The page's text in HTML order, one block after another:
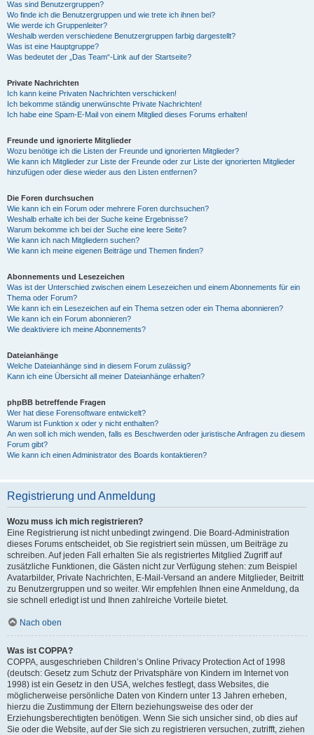
Was sind Benutzergruppen?
Wo finde ich die Benutzergruppen und wie trete ich ihnen bei?
Wie werde ich Gruppenleiter?
Weshalb werden verschiedene Benutzergruppen farbig dargestellt?
Was ist eine Hauptgruppe?
Was bedeutet der „Das Team“-Link auf der Startseite?
Private Nachrichten
Ich kann keine Privaten Nachrichten verschicken!
Ich bekomme ständig unerwünschte Private Nachrichten!
Ich habe eine Spam-E-Mail von einem Mitglied dieses Forums erhalten!
Freunde und ignorierte Mitglieder
Wozu benötige ich die Listen der Freunde und ignorierten Mitglieder?
Wie kann ich Mitglieder zur Liste der Freunde oder zur Liste der ignorierten Mitglieder
hinzufügen oder diese wieder aus den Listen entfernen?
Die Foren durchsuchen
Wie kann ich ein Forum oder mehrere Foren durchsuchen?
Weshalb erhalte ich bei der Suche keine Ergebnisse?
Warum bekomme ich bei der Suche eine leere Seite?
Wie kann ich nach Mitgliedern suchen?
Wie kann ich meine eigenen Beiträge und Themen finden?
Abonnements und Lesezeichen
Was ist der Unterschied zwischen einem Lesezeichen und einem Abonnements für ein
Thema oder Forum?
Wie kann ich ein Lesezeichen auf ein Thema setzen oder ein Thema abonnieren?
Wie kann ich ein Forum abonnieren?
Wie deaktiviere ich meine Abonnements?
Dateianhänge
Welche Dateianhänge sind in diesem Forum zulässig?
Kann ich eine Übersicht all meiner Dateianhänge erhalten?
phpBB betreffende Fragen
Wer hat diese Forensoftware entwickelt?
Warum ist Funktion x oder y nicht enthalten?
An wen soll ich mich wenden, falls es Beschwerden oder juristische Anfragen zu diesem
Forum gibt?
Wie kann ich einen Administrator des Boards kontaktieren?
Registrierung und Anmeldung
Wozu muss ich mich registrieren?
Eine Registrierung ist nicht unbedingt zwingend. Die Board-Administration
dieses Forums entscheidet, ob Sie registriert sein müssen, um Beiträge zu
schreiben. Auf jeden Fall erhalten Sie als registriertes Mitglied Zugriff auf
zusätzliche Funktionen, die Gästen nicht zur Verfügung stehen: zum Beispiel
Avatarbilder, Private Nachrichten, E-Mail-Versand an andere Mitglieder, Beitritt
zu Benutzergruppen und so weiter. Wir empfehlen Ihnen eine Anmeldung, da
sie schnell erledigt ist und Ihnen zahlreiche Vorteile bietet.
Nach oben
Was ist COPPA?
COPPA, ausgeschrieben Children’s Online Privacy Protection Act of 1998
(deutsch: Gesetz zum Schutz der Privatsphäre von Kindern im Internet von
1998) ist ein Gesetz in den USA, welches festlegt, dass Websites, die
möglicherweise persönliche Daten von Kindern unter 13 Jahren erheben,
hierzu die Zustimmung der Eltern beziehungsweise des oder der
Erziehungsberechtigten benötigen. Wenn Sie sich unsicher sind, ob dies auf
Sie oder die Website, auf der Sie sich zu registrieren versuchen, zutrifft, ziehen